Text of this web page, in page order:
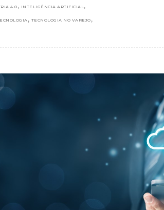
4.0, INTELIGÊNCIA ARTIFICIAL ,
, TECNOLOGIA NO VAREJO ,